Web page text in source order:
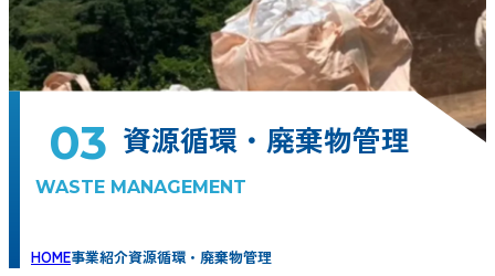
安全・品質 施工実績 保有設備 CSR
会社概要
代表挨拶・ビジョン CEO MESSAGE 会社情報COMPANY
PROFILE アクセス・拠点ACCESS / LOCATIONS
採用情報
03 資源循環・廃棄物管理
WASTE MANAGEMENT
HOME事業紹介資源循環・廃棄物管理